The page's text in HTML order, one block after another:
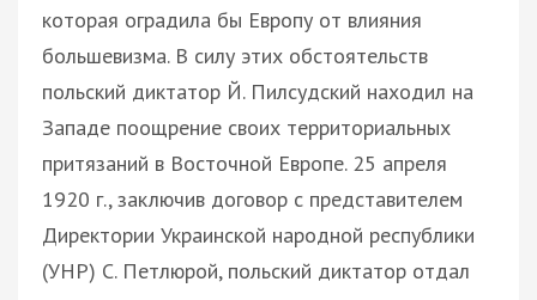
которая оградила бы Европу от влияния
большевизма. В силу этих обстоятельств
польский диктатор Й. Пилсудский находил на
Западе поощрение своих территориальных
притязаний в Восточной Европе. 25 апреля
1920 г., заключив договор с представителем
Директории Украинской народной республики
(УНР) С. Петлюрой, польский диктатор отдал